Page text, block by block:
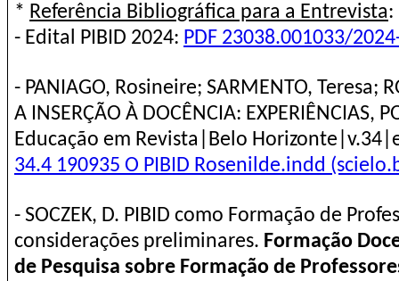
* Referência Bibliográfica para a Entrevista:
- Edital PIBID 2024: PDF 23038.001033/
- PANIAGO, Rosineire; SARMENTO, Teresa;
A INSERÇÃO À DOCÊNCIA: EXPERIÊNCIAS,
Educação em Revista|Belo
34.4 190935 O PIBID Rosenilde.indd
- SOCZEK, D. PIBID como Formação de
considerações preliminares. Formação
de Pesquisa sobre Formação de